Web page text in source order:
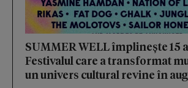
SUMMER WELL împlinește 15
Festivalul care a transformat
un univers cultural revine în